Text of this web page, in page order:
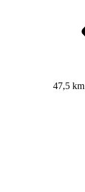
47,5 km